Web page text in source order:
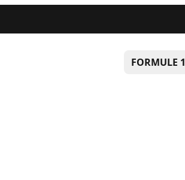
FORMULE 1